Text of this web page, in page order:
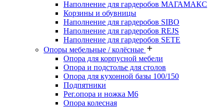
Наполнение для гардеробов МАГАМАКС
Корзины и обувницы
Наполнение для гардеробов SIBO
Наполнение для гардеробов REJS
Наполнение для гардеробов SETE
Опоры мебельные / колёсные
Опора для корпусной мебели
Опора и подстолье для столов
Опора для кухонной базы 100/150
Подпятники
Рег.опора и ножка М6
Опора колесная